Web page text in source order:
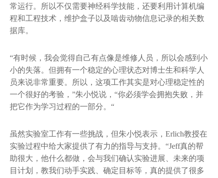
常运行。所以不仅需要神经科学技能，还要利用计算机编
程和工程技术，维护盒子以及啮齿动物信息记录的相关数
据库。
“有时候，我会觉得自己有点像是维修人员，所以会感到小
小的失落。但拥有一个稳定的心理状态对博士生和科学人
员来说非常重要。所以，这项工作其实是对心理稳定性的
一个很好的考验，”朱小悦说，“你必须学会拥抱失败，并
把它作为学习过程的一部分。“
虽然实验室工作有一些挑战，但朱小悦表示，Erlich教授在
实验过程中给大家提供了有力的指导与支持。“Jeff真的帮
助很大，他什么都做，会与我们确认实验进展、未来的项
目计划，教我们动手实践、确定目标等，真的提供了很多